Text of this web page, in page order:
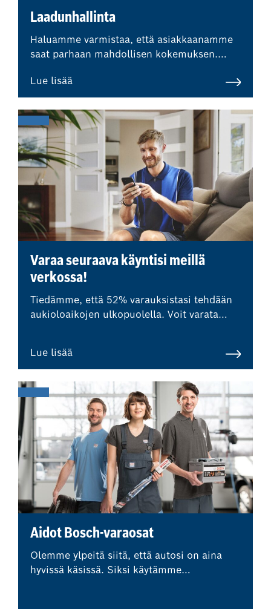
Laadunhallinta
Haluamme varmistaa, että asiakkaanamme
saat parhaan mahdollisen kokemuksen.
mikä tarkoittaa, että ulkopuoliset
asiantuntijat valvovat säännöllisesti
laatustandardejamme ja
menettelytapojamme.
Lue lisää
Varaa seuraava käyntisi meillä
verkossa!
Tiedämme, että 52% varauksistasi tehdään
aukioloaikojen ulkopuolella. Voit varata
sopii. Saat välittömästi tiedon hinnasta.
Lue lisää
Aidot Bosch-varaosat
Olemme ylpeitä siitä, että autosi on aina
hyvissä käsissä. Siksi käytämme